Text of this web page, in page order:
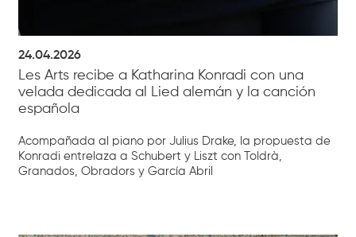
24.04.2026
Les Arts recibe a Katharina Konradi con una
velada dedicada al Lied alemán y la canción
española
Acompañada al piano por Julius Drake, la propuesta de
Konradi entrelaza a Schubert y Liszt con Toldrà,
Granados, Obradors y García Abril